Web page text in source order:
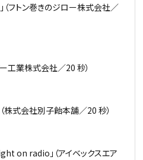
（フトン巻きのジロー株式会社／
工業株式会社／20 秒）
（株式会社別子飴本舗／20 秒）
on radio」（アイベックスエア